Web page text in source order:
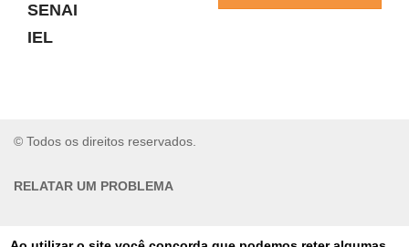
SENAI
IEL
© Todos os direitos reservados.
RELATAR UM PROBLEMA